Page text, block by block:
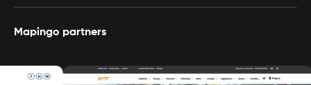
Mapingo partners